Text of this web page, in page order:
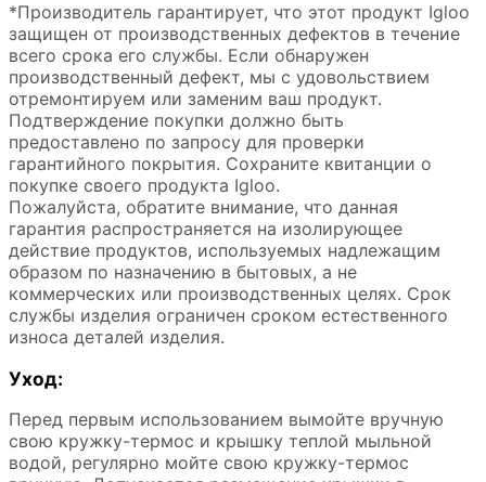
*Производитель гарантирует, что этот продукт Igloo
защищен от производственных дефектов в течение
всего срока его службы. Если обнаружен
производственный дефект, мы с удовольствием
отремонтируем или заменим ваш продукт.
Подтверждение покупки должно быть
предоставлено по запросу для проверки
гарантийного покрытия. Сохраните квитанции о
покупке своего продукта Igloo.
Пожалуйста, обратите внимание, что данная
гарантия распространяется на изолирующее
действие продуктов, используемых надлежащим
образом по назначению в бытовых, а не
коммерческих или производственных целях. Срок
службы изделия ограничен сроком естественного
износа деталей изделия.
Уход:
Перед первым использованием вымойте вручную
свою кружку-термос и крышку теплой мыльной
водой, регулярно мойте свою кружку-термос